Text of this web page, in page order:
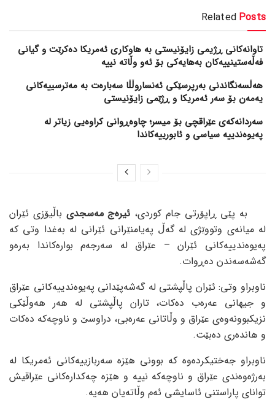
Related Posts
تاوانەکانی ڕژیمی زایۆنیستی بە هاوکاری ئەمریکا دەکرێت و گیانی
فەڵەستینییەکان بەهایەکی بۆ ئەو وڵاتە نییە
هەڵسەنگاندنی بەرپرسێکی ئەنساروڵڵا سەبارەت بە مەترسییەکانی
یەمەن بۆ سەر ئەمریکا و ڕژێمی زایۆنیستی
سەردانەکەی عێراقچی بۆ میسر؛ چاوەڕوانی کراوەیی زیاتر لە
پەیوەندییە سیاسی و ئابورییەکاندا
بە پێی ڕاپۆرتی جام کوردی، ئیرەج مەسجدی باڵیۆزی ئێران
لە میانەی وتووێژی لە گەڵ پەیامنێرانی ئێرانی لە بەغدا وتی کە
پەیوەندییەکانی ئێران – عێراق لە سەرجەم بوارەکاندا بەرەو
گەشەسەندن دەڕوات.
ناوبراو وتی: ئێران پاڵپشتی لە گەشەپێدانی پەیوەندییەکانی عێراق
و جیهانی عەرەب دەکات، تاران پاڵپشتی لە هەر هەوڵێکی
نزیکبوونەوەی عێراق و وڵاتانی عەرەبی، دراوسێ و ناوچەکە دەکات
و هاندەری دەبێت.
ناوبراو جەختیکردەوە کە بوونی هێزە سەربازییەکانی ئەمریکا لە
بەرژەوەندی عێراق و ناوچەکە نییە و هێزە چەکدارەکانی عێراقیش
توانای پاراستنی ئاسایشی ئەم وڵاتەیان هەیە.